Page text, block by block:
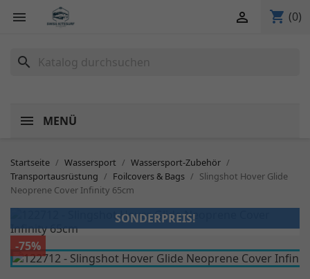
 shopping_cart (0)

search
MENÜ
Startseite Wassersport
Wassersport-Zubehör
Transportausrüstung
Foilcovers & Bags
Slingshot Hover Glide
Neoprene Cover Infinity 65cm
SONDERPREIS!
-75%